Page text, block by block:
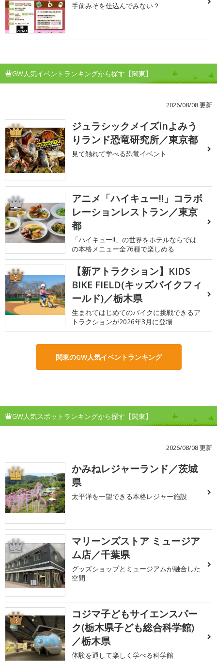
手前みそを仕込んでみない？
GW人気イベントランキングから探す【関東】
2026/08/08 更新
1
ジュラシックメイズinよみう
りランド恐竜研究所／東京都
見て触れて学べる恐竜イベント
2
アニメ「ハイキュー!!」コラボ
レーションレストラン／東京
都
「ハイキュー!!」の世界をホテルならでは
の本格メニュー全76種で楽しめる
3
【新アトラクション】KIDS
BIKE FIELD(キッズバイクフィ
ールド)／栃木県
生まれてはじめてのバイクに挑戦できるア
トラクションが2026年3月に登場
関東のGW人気イベントランキング
GW人気スポットランキングから探す【関東】
2026/08/08 更新
1
かみねレジャーランド／茨城
県
太平洋を一望できる本格レジャー施設
2
マリーンズストア ミュージア
ム店／千葉県
グッズショップとミュージアムが融合した
空間
3
コジマ子どもサイエンスパー
ク(栃木県子ども総合科学館)
／栃木県
体験を通して楽しく学べる科学館